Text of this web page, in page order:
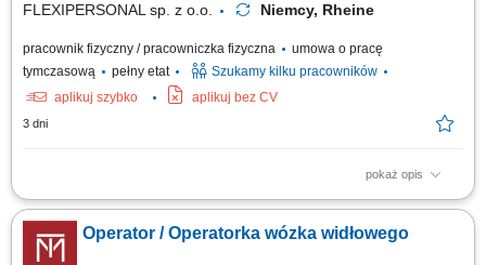
FLEXIPERSONAL sp. z o.o. Niemcy, Rheine
pracownik fizyczny / pracowniczka fizyczna
umowa o pracę
tymczasową
pełny etat
Szukamy kilku pracowników
aplikuj szybko
aplikuj bez CV
3 dni
pokaż opis
Opis stanowiska Realizacja wewnętrznego transportu towarów oraz palet
przy użyciu wózka widłowego; Obsługa strefy przyjęć i wydań, w tym
sprawny rozładunek oraz załadunek aut ciężarowych; Kompletowanie
asortymentu magazynowego i szykowanie zamówień do wysyłki;
Operator / Operatorka wózka widłowego